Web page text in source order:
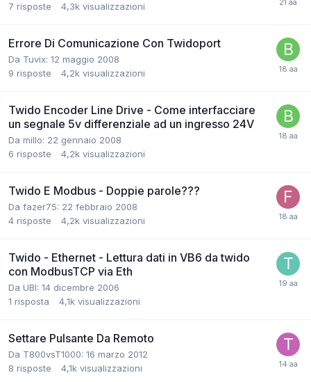
7 risposte 4,3k visualizzazioni
Errore Di Comunicazione Con Twidoport
Da Tuvix: 12 maggio 2008
9 risposte 4,2k visualizzazioni
Twido Encoder Line Drive - Come interfacciare
un segnale 5v differenziale ad un ingresso 24V
Da millo: 22 gennaio 2008
6 risposte 4,2k visualizzazioni
Twido E Modbus - Doppie parole???
Da fazer75: 22 febbraio 2008
4 risposte 4,2k visualizzazioni
Twido - Ethernet - Lettura dati in VB6 da twido
con ModbusTCP via Eth
Da UBI: 14 dicembre 2006
1 risposta 4,1k visualizzazioni
Settare Pulsante Da Remoto
Da T800vsT1000: 16 marzo 2012
8 risposte 4,1k visualizzazioni